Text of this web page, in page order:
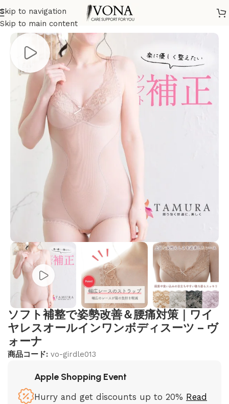
Skip to navigation
Skip to main content
ホーム/産後ケア
ソフト補整で姿勢改善＆腰痛対策｜ワイ
ヤレスオールインワンボディスーツ – ヴ
ォーナ
商品コード: vo-girdle013
Apple Shopping Event
Hurry and get discounts up to 20% Read